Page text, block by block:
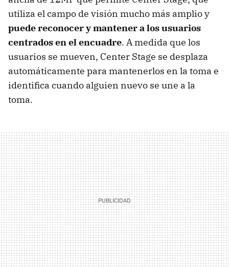
utiliza el campo de visión mucho más amplio y
puede reconocer y mantener a los usuarios
centrados en el encuadre. A medida que los
usuarios se mueven, Center Stage se desplaza
automáticamente para mantenerlos en la toma e
identifica cuando alguien nuevo se une a la
toma.